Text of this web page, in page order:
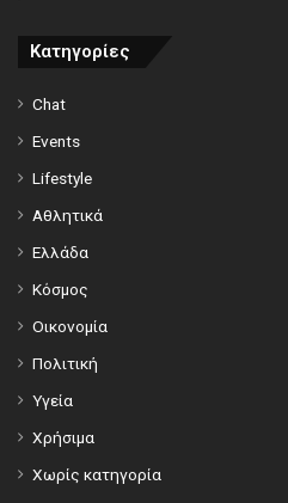
Κατηγορίες
Chat
Events
Lifestyle
Αθλητικά
Ελλάδα
Κόσμος
Οικονομία
Πολιτική
Υγεία
Χρήσιμα
Χωρίς κατηγορία